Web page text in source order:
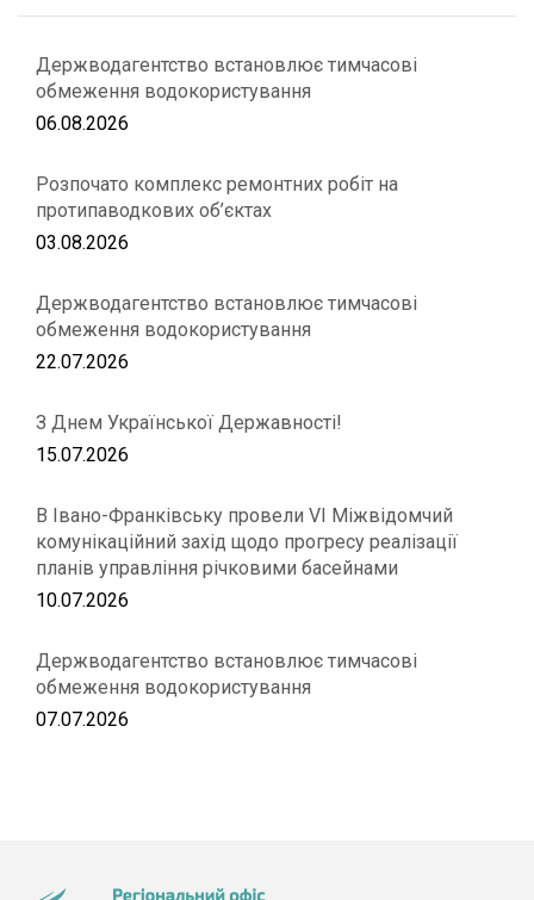
Держводагентство встановлює тимчасові
обмеження водокористування
06.08.2026
Розпочато комплекс ремонтних робіт на
протипаводкових об’єктах
03.08.2026
Держводагентство встановлює тимчасові
обмеження водокористування
22.07.2026
З Днем Української Державності!
15.07.2026
В Івано-Франківську провели VІ Міжвідомчий
комунікаційний захід щодо прогресу реалізації
планів управління річковими басейнами
10.07.2026
Держводагентство встановлює тимчасові
обмеження водокористування
07.07.2026